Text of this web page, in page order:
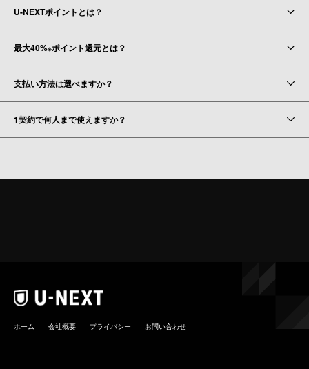
U-NEXTポイントとは？
最大40%※ポイント還元とは？
支払い方法は選べますか？
1契約で何人まで使えますか？
ホーム 会社概要 プライバシー お問い合わせ